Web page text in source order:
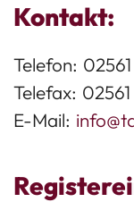
Kontakt:
Telefon:
Telefax:
E-Mail: